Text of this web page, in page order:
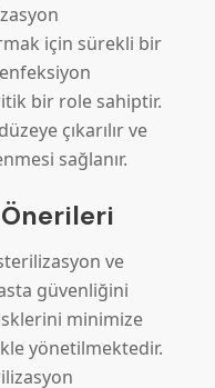
için sürekli bir
bir role sahiptir.
çıkarılır ve
sağlanır.
ve
güvenliğini
minimize
yönetilmektedir.